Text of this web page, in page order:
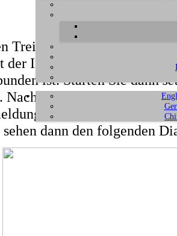
Treiber herunter und
der Installation sicher, dass
ist. Starten Sie dann
Nach dem Start ist es
anzeigt. Stellen Sie
sehen dann den folgenden